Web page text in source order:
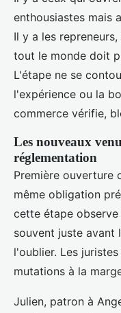
enthousiastes mais
Il y a les
tout le monde doit
L'étape ne se
l'expérience ou la
commerce vérifie,
Les nouveaux
réglementation
Première ouverture
même obligation
cette étape observe
souvent juste avant
l'oublier. Les
mutations à la
Julien, patron à